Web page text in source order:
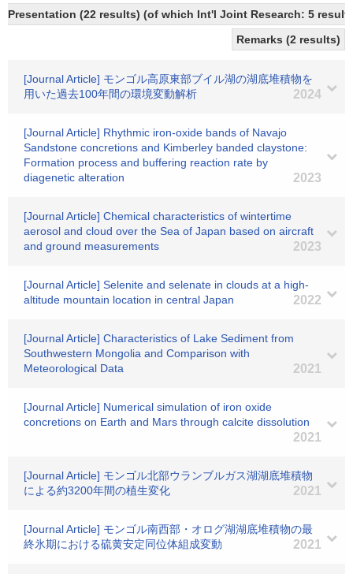
Presentation (22 results) (of which Int'l Joint Research: 5
Remarks (2 results)
[Journal Article] モンゴル高原東部ブイル湖の湖底堆積物を
用いた過去100年間の環境変動解析
2024
[Journal Article] Rhythmic iron‐oxide bands of Navajo
Sandstone concretions and Kimberley banded claystone:
Formation process and buffering reaction rate by
diagenetic alteration
2023
[Journal Article] Chemical characteristics of wintertime
aerosol and cloud over the Sea of Japan based on aircraft
and ground measurements
2023
[Journal Article] Selenite and selenate in clouds at a high-
altitude mountain location in central Japan
2022
[Journal Article] Characteristics of Lake Sediment from
Southwestern Mongolia and Comparison with
Meteorological Data
2021
[Journal Article] Numerical simulation of iron oxide
concretions on Earth and Mars through calcite dissolution
2021
[Journal Article] モンゴル北部ウランブルガス湖湖底堆積物
による約3200年間の植生変化
2021
[Journal Article] モンゴル南西部・オログ湖湖底堆積物の最
終氷期における硫黄安定同位体組成変動
2021